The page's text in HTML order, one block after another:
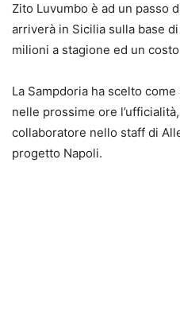
Zito Luvumbo è ad un passo
arriverà in Sicilia sulla base
milioni a stagione ed un
La Sampdoria ha scelto
nelle prossime ore
collaboratore nello staff di
progetto Napoli.